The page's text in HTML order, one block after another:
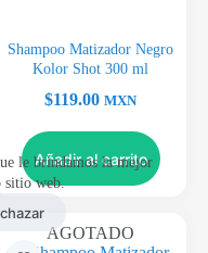
le brindamos la mejor
sitio web.
Shampoo Matizador Negro
Kolor Shot 300 ml
$119.00 MXN
Añadir al carrito
AGOTADO